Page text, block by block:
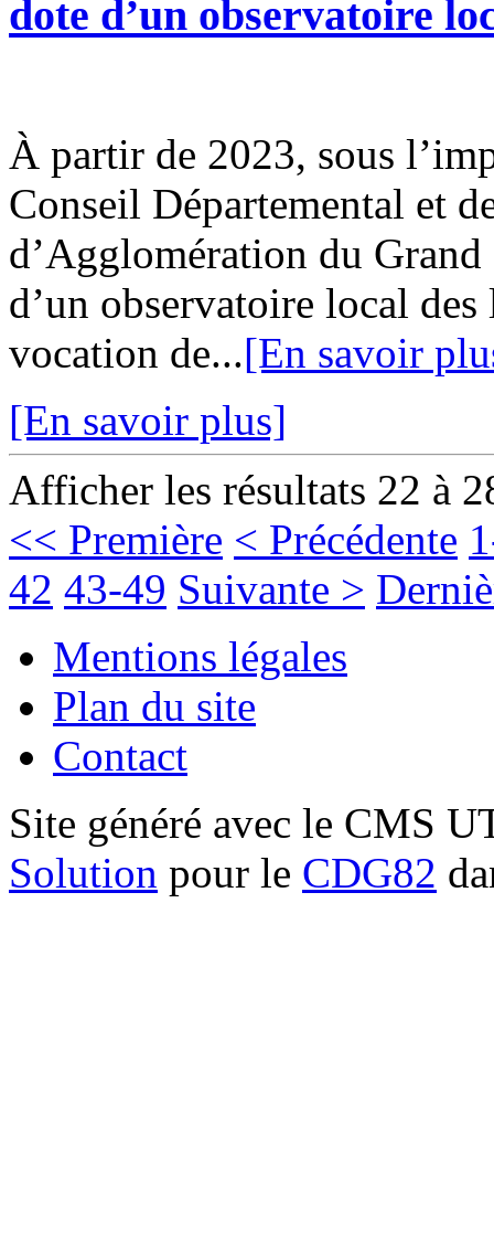
dote d’un observatoire
À partir de 2023, sous
Conseil Départemental et
d’Agglomération du
d’un observatoire local
vocation de...[En savoir
[En savoir plus]
Afficher les résultats 22 à
<< Première < Précédente
42 43-49 Suivante >
Mentions légales
Plan du site
Contact
Site généré avec le CMS
Solution pour le CDG82